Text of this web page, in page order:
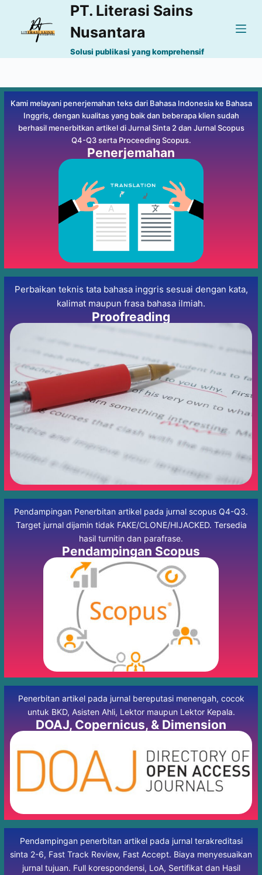
p
o
c
PT. Literasi Sains
Nusantara
Solusi publikasi yang komprehensif
Kami melayani penerjemahan teks dari Bahasa Indonesia ke Bahasa
Inggris, dengan kualitas yang baik dan beberapa klien sudah
berhasil menerbitkan artikel di Jurnal Sinta 2 dan Jurnal Scopus
Q4-Q3 serta Proceeding Scopus.
Penerjemahan
Perbaikan teknis tata bahasa inggris sesuai dengan kata,
kalimat maupun frasa bahasa ilmiah.
Proofreading
Pendampingan Penerbitan artikel pada jurnal scopus Q4-Q3.
Target jurnal dijamin tidak FAKE/CLONE/HIJACKED. Tersedia
hasil turnitin dan parafrase.
Pendampingan Scopus
Penerbitan artikel pada jurnal bereputasi menengah, cocok
untuk BKD, Asisten Ahli, Lektor maupun Lektor Kepala.
DOAJ, Copernicus, & Dimension
Pendampingan penerbitan artikel pada jurnal terakreditasi
sinta 2-6, Fast Track Review, Fast Accept. Biaya menyesuaikan
jurnal tujuan. Full korespondensi, LoA, Sertifikat dan Hasil